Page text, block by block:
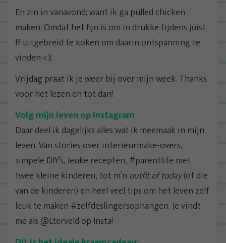
En zin in vanavond; want ik ga pulled chicken
maken. Omdat het fijn is om in drukke tijdens júist
ff uitgebreid te koken om daarin ontspanning te
vinden <3.
Vrijdag praat ik je weer bij over mijn week. Thanks
voor het lezen en tot dan!
Volg mijn leven op Instagram
Daar deel ik dagelijks alles wat ik meemaak in mijn
leven. Van stories over interieurmake-overs,
simpele DIY’s, leuke recepten, #parentlife met
twee kleine kinderen, tot m’n outfit of today(of die
van de kinderen) en heel veel tips om het leven zelf
leuk te maken #zelfdeslingersophangen. Je vindt
me als @Lterveld op Insta!